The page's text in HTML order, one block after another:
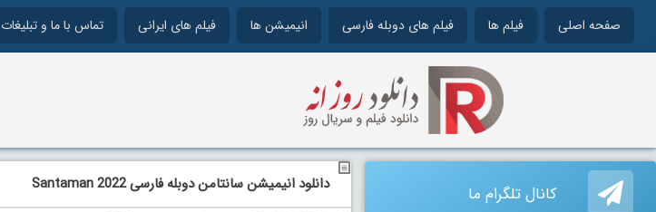
صفحه اصلی فیلم ها فیلم های دوبله فارسی انیمیشن ها فیلم های ایرانی تماس با ما و تبلیغات
دانلود انیمیشن سانتامن دوبله فارسی Santaman 2022 کانال تلگرام ما